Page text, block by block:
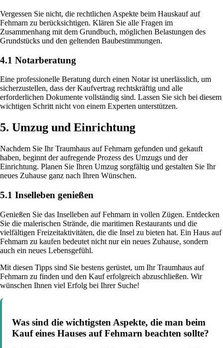
Vergessen Sie nicht, die rechtlichen Aspekte beim Hauskauf auf
Fehmarn zu berücksichtigen. Klären Sie alle Fragen im
Zusammenhang mit dem Grundbuch, möglichen Belastungen des
Grundstücks und den geltenden Baubestimmungen.
4.1 Notarberatung
Eine professionelle Beratung durch einen Notar ist unerlässlich, um
sicherzustellen, dass der Kaufvertrag rechtskräftig und alle
erforderlichen Dokumente vollständig sind. Lassen Sie sich bei diesem
wichtigen Schritt nicht von einem Experten unterstützen.
5. Umzug und Einrichtung
Nachdem Sie Ihr Traumhaus auf Fehmarn gefunden und gekauft
haben, beginnt der aufregende Prozess des Umzugs und der
Einrichtung. Planen Sie Ihren Umzug sorgfältig und gestalten Sie Ihr
neues Zuhause ganz nach Ihren Wünschen.
5.1 Inselleben genießen
Genießen Sie das Inselleben auf Fehmarn in vollen Zügen. Entdecken
Sie die malerischen Strände, die maritimen Restaurants und die
vielfältigen Freizeitaktivitäten, die die Insel zu bieten hat. Ein Haus auf
Fehmarn zu kaufen bedeutet nicht nur ein neues Zuhause, sondern
auch ein neues Lebensgefühl.
Mit diesen Tipps sind Sie bestens gerüstet, um Ihr Traumhaus auf
Fehmarn zu finden und den Kauf erfolgreich abzuschließen. Wir
wünschen Ihnen viel Erfolg bei Ihrer Suche!
Was sind die wichtigsten Aspekte, die man beim
Kauf eines Hauses auf Fehmarn beachten sollte?